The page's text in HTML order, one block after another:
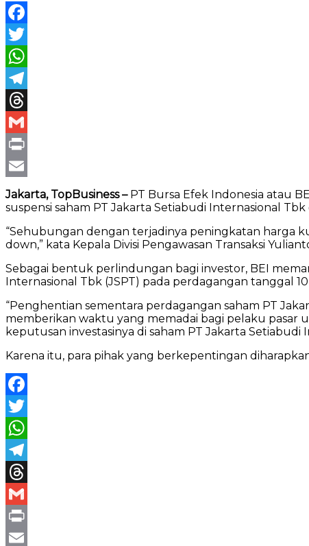
Facebook
Twitter
WhatsApp
Telegram
Threads
Gmail
Print
Email
Jakarta, TopBusiness – PT Bursa Efek Indonesia atau
suspensi saham PT Jakarta Setiabudi Internasional
“Sehubungan dengan terjadinya peningkatan harga
down,” kata Kepala Divisi Pengawasan Transaksi
Sebagai bentuk perlindungan bagi investor, BEI
Internasional Tbk (JSPT) pada perdagangan tanggal
“Penghentian sementara perdagangan saham PT
memberikan waktu yang memadai bagi pelaku pasar
keputusan investasinya di saham PT Jakarta Setiabudi
Karena itu, para pihak yang berkepentingan
Facebook
Twitter
WhatsApp
Telegram
Threads
Gmail
Print